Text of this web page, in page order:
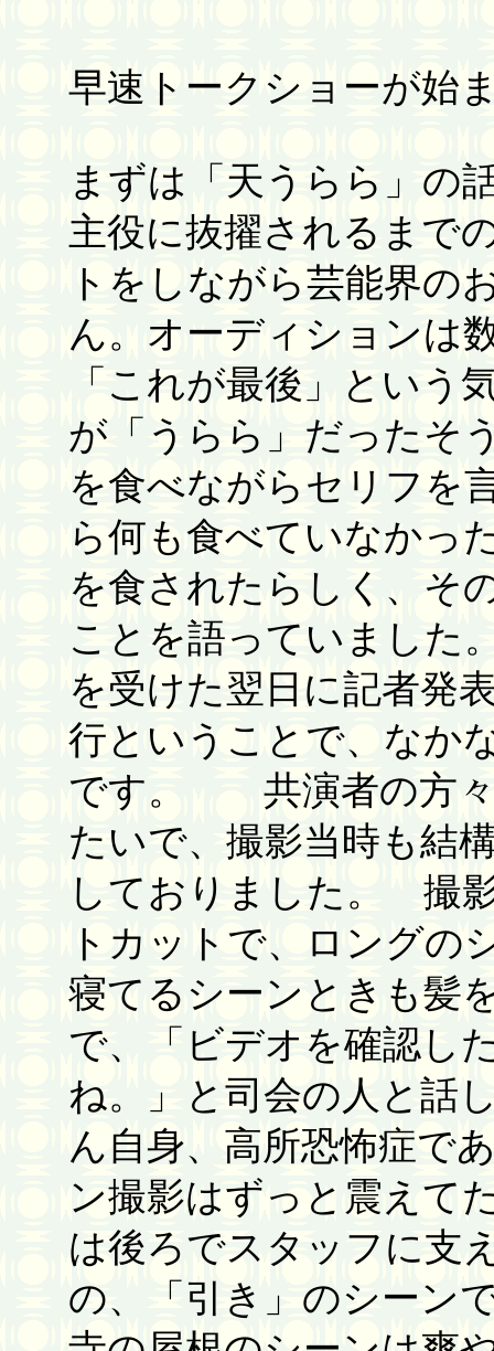
早速トークショーが始
まずは「天うらら」の
主役に抜擢されるま
トをしながら芸能界の
ん。オーディションは
「これが最後」という
が「うらら」だったそ
を食べながらセリフを
ら何も食べていなかっ
を食されたらしく、そ
ことを語っていました
を受けた翌日に記者発
行ということで、なか
です。 共演者の方々
たいで、撮影当時も結
しておりました。 撮
トカットで、ロングの
寝てるシーンときも髪
で、「ビデオを確認し
ね。」と司会の人と
ん自身、高所恐怖症で
ン撮影はずっと震えて
は後ろでスタッフに支
の、「引き」のシーン